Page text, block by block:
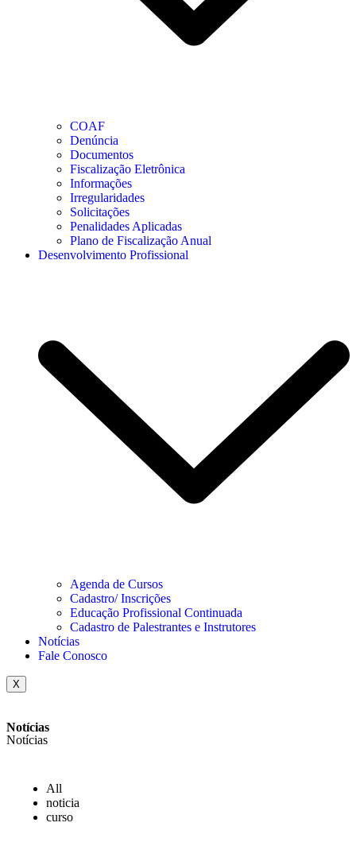
COAF
Denúncia
Documentos
Fiscalização Eletrônica
Informações
Irregularidades
Solicitações
Penalidades Aplicadas
Plano de Fiscalização Anual
Desenvolvimento Profissional
Agenda de Cursos
Cadastro/ Inscrições
Educação Profissional Continuada
Cadastro de Palestrantes e Instrutores
Notícias
Fale Conosco
X
Notícias
Notícias
All
noticia
curso